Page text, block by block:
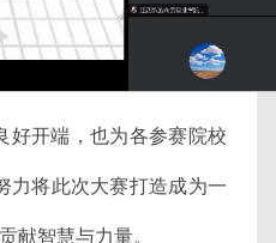
好开端，也为各参赛院校
力将此次大赛打造成为一
献智慧与力量。